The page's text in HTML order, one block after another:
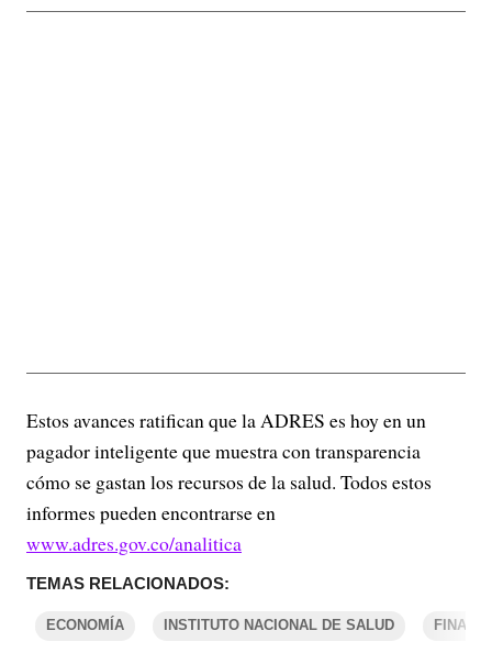
Estos avances ratifican que la ADRES es hoy en un
pagador inteligente que muestra con transparencia
cómo se gastan los recursos de la salud. Todos estos
informes pueden encontrarse en
www.adres.gov.co/analitica
TEMAS RELACIONADOS:
ECONOMÍA INSTITUTO NACIONAL DE SALUD